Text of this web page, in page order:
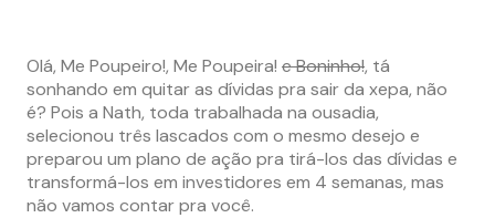
Olá, Me Poupeiro!, Me Poupeira! e Boninho!, tá
sonhando em quitar as dívidas pra sair da xepa, não
é? Pois a Nath, toda trabalhada na ousadia,
selecionou três lascados com o mesmo desejo e
preparou um plano de ação pra tirá-los das dívidas e
transformá-los em investidores em 4 semanas, mas
não vamos contar pra você.